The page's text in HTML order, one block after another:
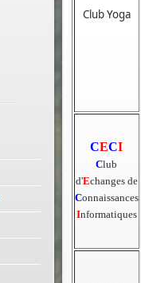
Club Yoga
CECI
Club
d'Echanges de
Connaissances
Informatiques